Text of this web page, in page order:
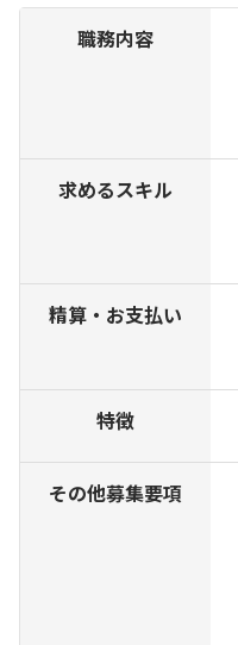
職務内容
求めるスキル
精算・お支払い
特徴
その他募集要項